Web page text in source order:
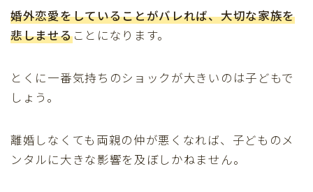
婚外恋愛をしていることがバレれば、大切な家族を
悲しませることになります。
とくに一番気持ちのショックが大きいのは子どもで
しょう。
離婚しなくても両親の仲が悪くなれば、子どものメ
ンタルに大きな影響を及ぼしかねません。